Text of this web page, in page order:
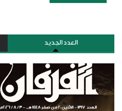
العدد الجديد